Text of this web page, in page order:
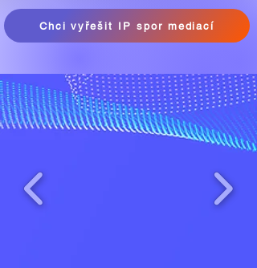
Chci vyřešit IP spor mediací